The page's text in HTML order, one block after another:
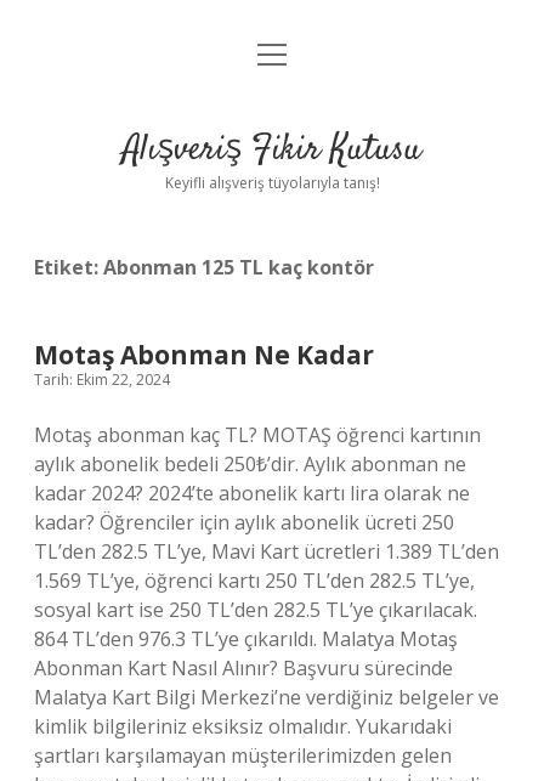
Anasayfa
Yasal Uyarı
menüyü
Alışveriş Fikir Kutusu
Keyifli alışveriş tüyolarıyla tanış!
Etiket:Abonman 125 TL kaç kontör
Motaş Abonman Ne Kadar
Tarih: Ekim 22, 2024
Motaş abonman kaç TL? MOTAŞ öğrenci kartının
aylık abonelik bedeli 250₺’dir. Aylık abonman ne
kadar 2024? 2024’te abonelik kartı lira olarak ne
kadar? Öğrenciler için aylık abonelik ücreti 250
TL’den 282.5 TL’ye, Mavi Kart ücretleri 1.389 TL’den
1.569 TL’ye, öğrenci kartı 250 TL’den 282.5 TL’ye,
sosyal kart ise 250 TL’den 282.5 TL’ye çıkarılacak.
864 TL’den 976.3 TL’ye çıkarıldı. Malatya Motaş
Abonman Kart Nasıl Alınır? Başvuru sürecinde
Malatya Kart Bilgi Merkezi’ne verdiğiniz belgeler ve
kimlik bilgileriniz eksiksiz olmalıdır. Yukarıdaki
şartları karşılamayan müşterilerimizden gelen